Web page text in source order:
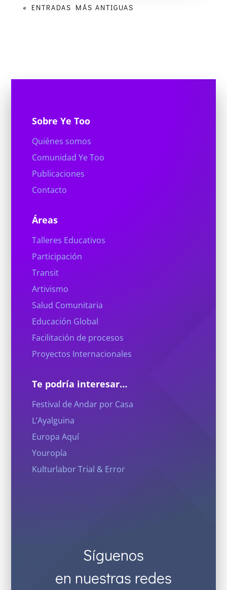
« ENTRADAS MÁS ANTIGUAS
Sobre Ye Too
Quiénes somos
Comunidad Ye Too
Publicaciones
Contacto
Áreas
Talleres Educativos
Participación
Transit
Artivismo
Salud Comunitaria
Educación Global
Facilitación de procesos
Proyectos Internacionales
Te podría interesar…
Festival de Andar por Casa
L’Ayalguina
Europa Aquí
Youropía
Kulturlabor Trial & Error
Síguenos
en nuestras redes